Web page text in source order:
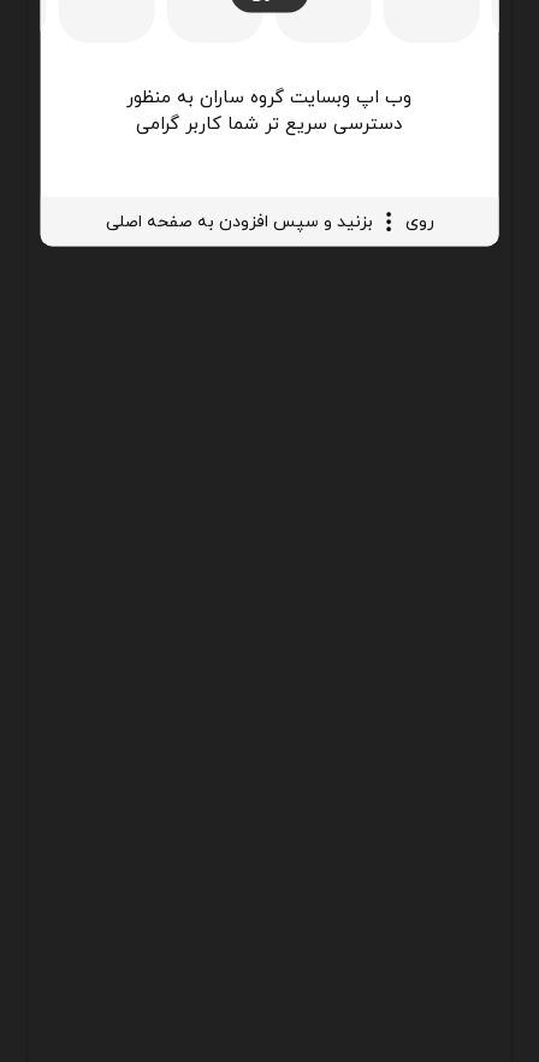
وب اپ وبسایت گروه ساران به منظور
دسترسی سریع تر شما کاربر گرامی
روی بزنید و سپس افزودن به صفحه اصلی